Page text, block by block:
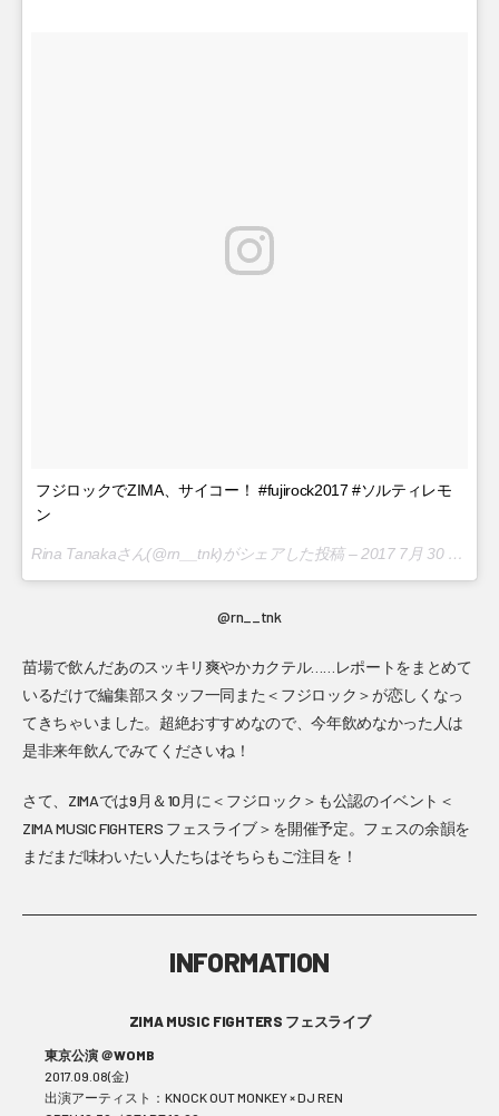
フジロックでZIMA、サイコー！ #fujirock2017 #ソルティレモ
ン
Rina Tanakaさん(@rn__tnk)がシェアした投稿 –2017 7月 30 12:09午前 PDT
@rn__tnk
苗場で飲んだあのスッキリ爽やかカクテル……レポートをまとめて
いるだけで編集部スタッフ一同また＜フジロック＞が恋しくなっ
てきちゃいました。超絶おすすめなので、今年飲めなかった人は
是非来年飲んでみてくださいね！
さて、ZIMAでは9月＆10月に＜フジロック＞も公認のイベント＜
ZIMA MUSIC FIGHTERS フェスライブ＞を開催予定。フェスの余韻を
まだまだ味わいたい人たちはそちらもご注目を！
INFORMATION
ZIMA MUSIC FIGHTERS フェスライブ
東京公演 ＠WOMB
2017.09.08(金)
出演アーティスト：KNOCK OUT MONKEY × DJ REN